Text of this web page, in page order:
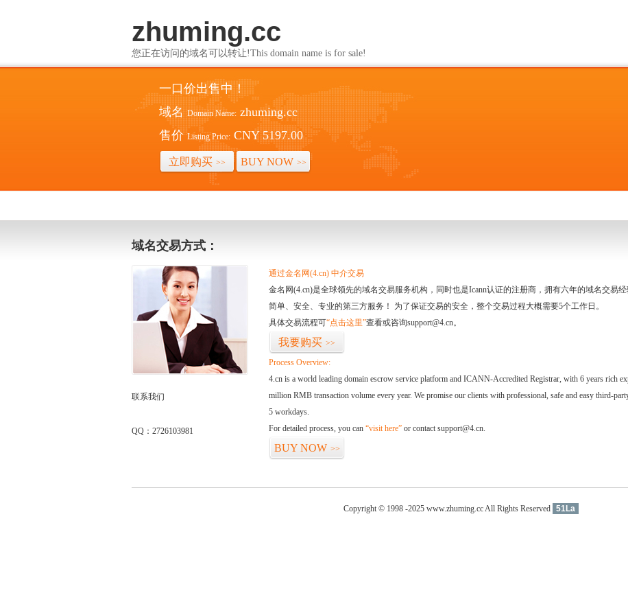
zhuming.cc
您正在访问的域名可以转让!This domain name is for sale!
一口价出售中！
域名 Domain Name: zhuming.cc
售价 Listing Price: CNY 5197.00
立即购买 >> BUY NOW >>
域名交易方式：
联系我们
QQ：2726103981
通过金名网(4.cn) 中介交易
金名网(4.cn)是全球领先的域名交易服务机构，同时也是Icann认证的注册商，拥有六年的域名交易
简单、安全、专业的第三方服务！ 为了保证交易的安全，整个交易过程大概需要5个工作日。
具体交易流程可“点击这里”查看或咨询support@4.cn。
我要购买 >>
Process Overview:
4.cn is a world leading domain escrow service platform and ICANN-Accredited Registrar, with 6 years rich
million RMB transaction volume every year. We promise our clients with professional, safe and easy third-
5 workdays.
For detailed process, you can “visit here” or contact support@4.cn.
BUY NOW >>
Copyright © 1998 -2025 www.zhuming.cc All Rights Reserved 51La